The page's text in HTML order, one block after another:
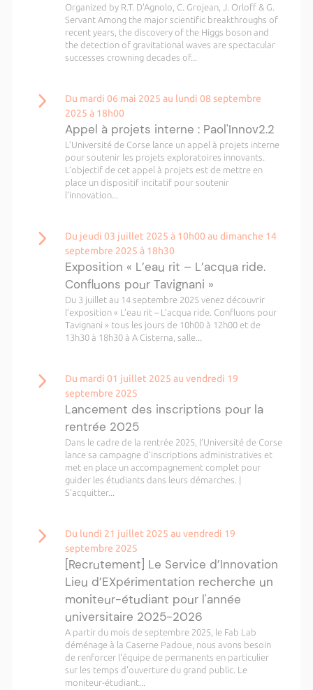
Organized by R.T. D'Agnolo, C. Grojean, J. Orloff & G.
Servant Among the major scientific breakthroughs of
recent years, the discovery of the Higgs boson and
the detection of gravitational waves are spectacular
successes crowning decades of...
Du mardi 06 mai 2025 au lundi 08 septembre
2025 à 18h00
Appel à projets interne : Paol'Innov2.2
L’Université de Corse lance un appel à projets interne
pour soutenir les projets exploratoires innovants.
L’objectif de cet appel à projets est de mettre en
place un dispositif incitatif pour soutenir
l’innovation...
Du jeudi 03 juillet 2025 à 10h00 au dimanche 14
septembre 2025 à 18h30
Exposition « L’eau rit – L’acqua ride.
Confluons pour Tavignani »
Du 3 juillet au 14 septembre 2025 venez découvrir
l’exposition « L’eau rit – L’acqua ride. Confluons pour
Tavignani » tous les jours de 10h00 à 12h00 et de
13h30 à 18h30 à A Cisterna, salle...
Du mardi 01 juillet 2025 au vendredi 19
septembre 2025
Lancement des inscriptions pour la
rentrée 2025
Dans le cadre de la rentrée 2025, l’Université de Corse
lance sa campagne d’inscriptions administratives et
met en place un accompagnement complet pour
guider les étudiants dans leurs démarches. |
S'acquitter...
Du lundi 21 juillet 2025 au vendredi 19
septembre 2025
[Recrutement] Le Service d’Innovation
Lieu d’EXpérimentation recherche un
moniteur-étudiant pour l'année
universitaire 2025-2026
A partir du mois de septembre 2025, le Fab Lab
déménage à la Caserne Padoue, nous avons besoin
de renforcer l'équipe de permanents en particulier
sur les temps d'ouverture du grand public. Le
moniteur-étudiant...